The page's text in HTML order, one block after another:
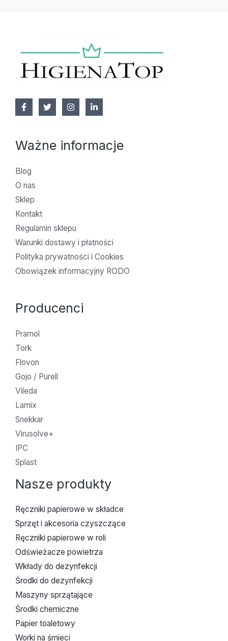
Ważne informacje
Blog
O nas
Sklep
Kontakt
Regulamin sklepu
Warunki dostawy i płatności
Polityka prywatności i Cookies
Obowiązek informacyjny RODO
Producenci
Pramol
Tork
Flovon
Gojo / Purell
Vileda
Lamix
Snekkar
Virusolve+
IPC
Splast
Nasze produkty
Ręczniki papierowe w składce
Sprzęt i akcesoria czyszczące
Ręczniki papierowe w roli
Odświeżacze powietrza
Wkłady do dezynfekcji
Środki do dezynfekcji
Maszyny sprzątające
Środki chemiczne
Papier toaletowy
Worki na śmieci